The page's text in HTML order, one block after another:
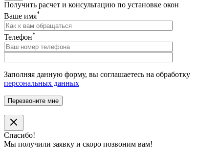
Получить расчет и консультацию по установке окон
Ваше имя*
Телефон*
Заполняя данную форму, вы соглашаетесь на обработку
персональных данных
Спасибо!
Мы получили заявку и скоро позвоним вам!